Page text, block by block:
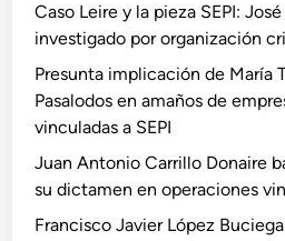
Caso Leire y la pieza SEPI:
investigado por organización
Presunta implicación de María
Pasalodos en amaños de
vinculadas a SEPI
Juan Antonio Carrillo Donaire
su dictamen en operaciones
Francisco Javier López